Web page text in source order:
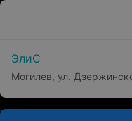
ЭлиС
Могилев, ул.